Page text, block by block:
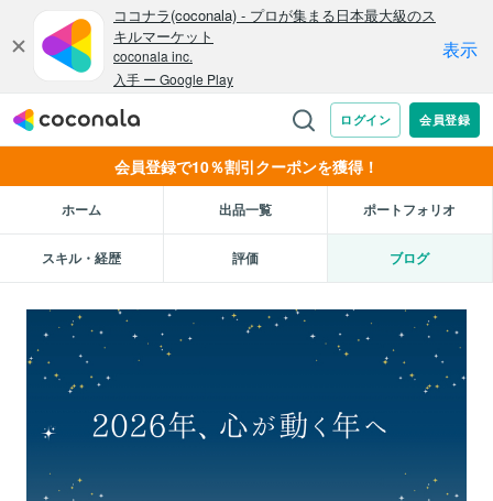
会員登録で10％割引クーポンを獲得！
ホーム 出品一覧 ポートフォリオ
スキル・経歴 評価 ブログ